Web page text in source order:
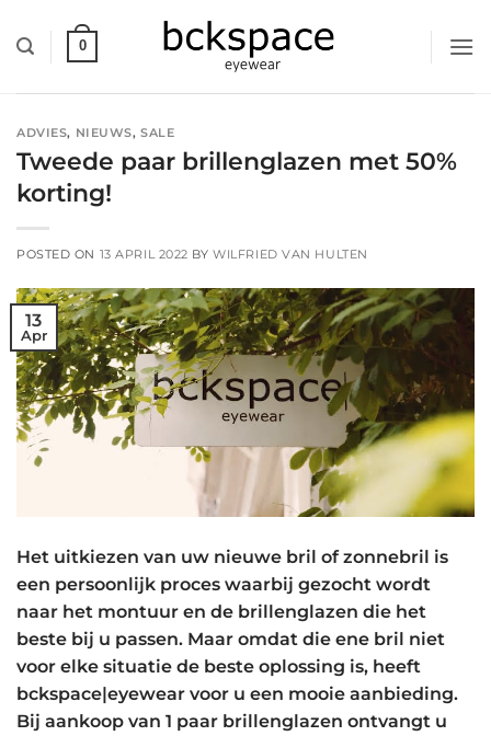
to
content
0
ADVIES, NIEUWS, SALE
Tweede paar brillenglazen met 50%
korting!
POSTED ON 13 APRIL 2022 BYWILFRIED VAN HULTEN
13
Apr
Het uitkiezen van uw nieuwe bril of zonnebril is
een persoonlijk proces waarbij gezocht wordt
naar het montuur en de brillenglazen die het
beste bij u passen. Maar omdat die ene bril niet
voor elke situatie de beste oplossing is, heeft
bckspace|eyewear voor u een mooie aanbieding.
Bij aankoop van 1 paar brillenglazen ontvangt u